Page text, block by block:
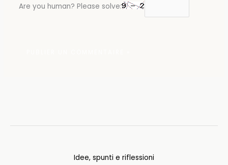
Are you human? Please solve:
Idee, spunti e riflessioni